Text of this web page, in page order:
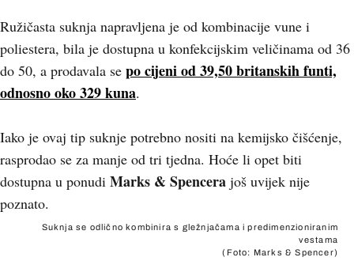
Ružičasta suknja napravljena je od kombinacije vune i
poliestera, bila je dostupna u konfekcijskim veličinama od 36
do 50, a prodavala se po cijeni od 39,50 britanskih funti,
odnosno oko 329 kuna.
Iako je ovaj tip suknje potrebno nositi na kemijsko čišćenje,
rasprodao se za manje od tri tjedna. Hoće li opet biti
dostupna u ponudi Marks & Spencera još uvijek nije
poznato.
Suknja se odlično kombinira s gležnjačama i predimenzioniranim
vestama
(Foto: Marks & Spencer)